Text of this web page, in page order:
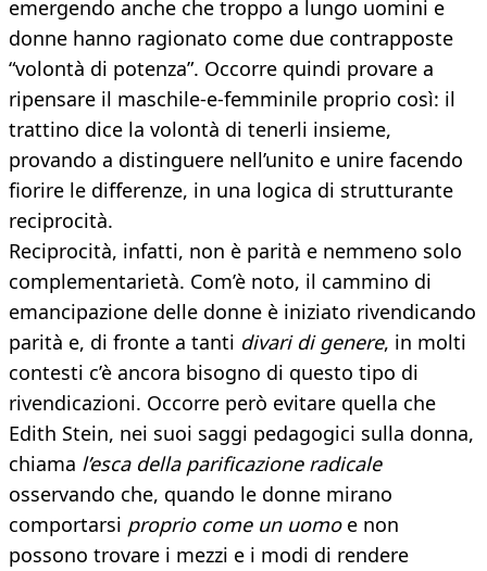
emergendo anche che troppo a lungo uomini e
donne hanno ragionato come due contrapposte
“volontà di potenza”. Occorre quindi provare a
ripensare il maschile-e-femminile proprio così: il
trattino dice la volontà di tenerli insieme,
provando a distinguere nell’unito e unire facendo
fiorire le differenze, in una logica di strutturante
reciprocità.
Reciprocità, infatti, non è parità e nemmeno solo
complementarietà. Com’è noto, il cammino di
emancipazione delle donne è iniziato rivendicando
parità e, di fronte a tanti divari di genere, in molti
contesti c’è ancora bisogno di questo tipo di
rivendicazioni. Occorre però evitare quella che
Edith Stein, nei suoi saggi pedagogici sulla donna,
chiama l’esca della parificazione radicale
osservando che, quando le donne mirano
comportarsi proprio come un uomoe non
possono trovare i mezzi e i modi di rendere